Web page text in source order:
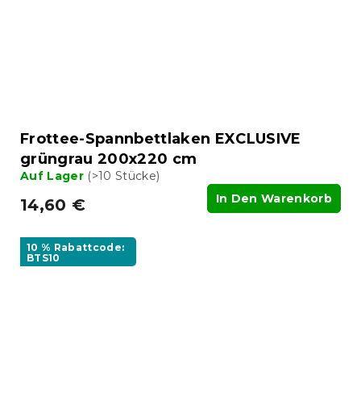
Frottee-Spannbettlaken EXCLUSIVE
grüngrau 200x220 cm
Auf Lager (>10 Stücke)
14,60 € In Den Warenkorb
10 % Rabattcode:
BTS10